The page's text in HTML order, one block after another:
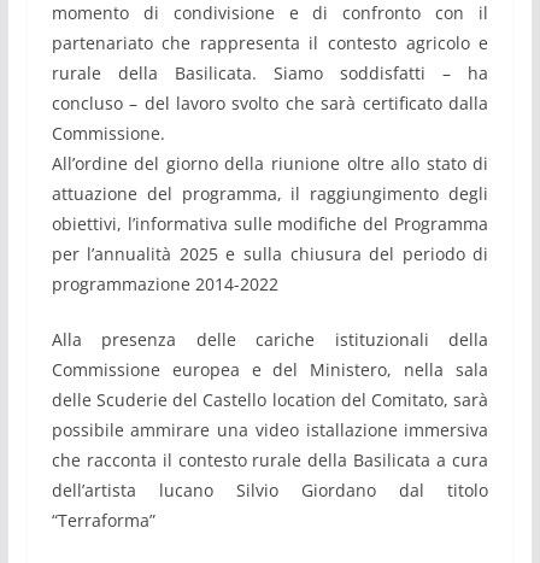
momento di condivisione e di confronto con il
partenariato che rappresenta il contesto agricolo e
rurale della Basilicata. Siamo soddisfatti – ha
concluso – del lavoro svolto che sarà certificato dalla
Commissione.
All’ordine del giorno della riunione oltre allo stato di
attuazione del programma, il raggiungimento degli
obiettivi, l’informativa sulle modifiche del Programma
per l’annualità 2025 e sulla chiusura del periodo di
programmazione 2014-2022
Alla presenza delle cariche istituzionali della
Commissione europea e del Ministero, nella sala
delle Scuderie del Castello location del Comitato, sarà
possibile ammirare una video istallazione immersiva
che racconta il contesto rurale della Basilicata a cura
dell’artista lucano Silvio Giordano dal titolo
“Terraforma”